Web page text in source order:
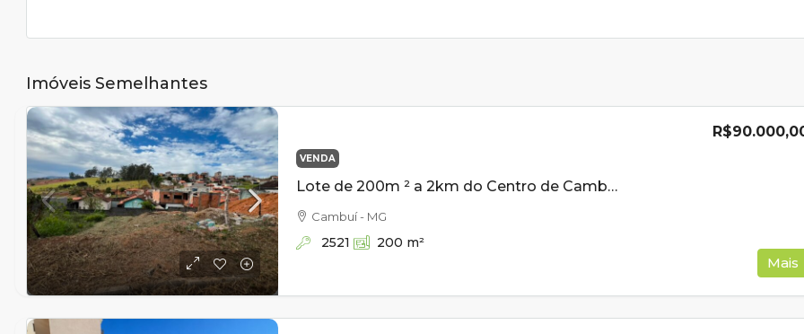
Imóveis Semelhantes
VENDA
Lote de 200m ² a 2km do Centro de Cambui MG À Venda
Cambuí - MG
2521 200 m²
Mais